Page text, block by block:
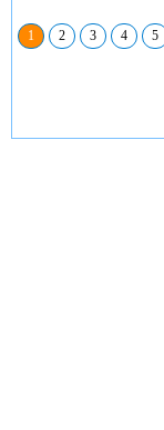
1 2 3 4 5